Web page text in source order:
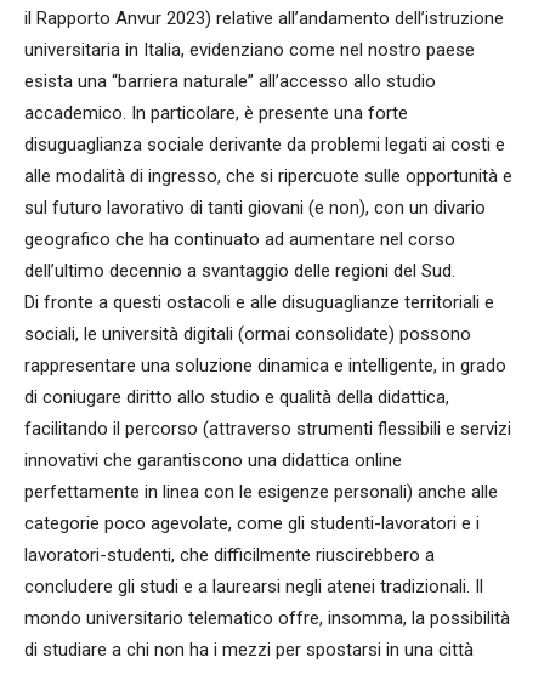
il Rapporto Anvur 2023) relative all’andamento dell’istruzione
universitaria in Italia, evidenziano come nel nostro paese
esista una “barriera naturale” all’accesso allo studio
accademico. In particolare, è presente una forte
disuguaglianza sociale derivante da problemi legati ai costi e
alle modalità di ingresso, che si ripercuote sulle opportunità e
sul futuro lavorativo di tanti giovani (e non), con un divario
geografico che ha continuato ad aumentare nel corso
dell’ultimo decennio a svantaggio delle regioni del Sud.
Di fronte a questi ostacoli e alle disuguaglianze territoriali e
sociali, le università digitali (ormai consolidate) possono
rappresentare una soluzione dinamica e intelligente, in grado
di coniugare diritto allo studio e qualità della didattica,
facilitando il percorso (attraverso strumenti flessibili e servizi
innovativi che garantiscono una didattica online
perfettamente in linea con le esigenze personali) anche alle
categorie poco agevolate, come gli studenti-lavoratori e i
lavoratori-studenti, che difficilmente riuscirebbero a
concludere gli studi e a laurearsi negli atenei tradizionali. Il
mondo universitario telematico offre, insomma, la possibilità
di studiare a chi non ha i mezzi per spostarsi in una città